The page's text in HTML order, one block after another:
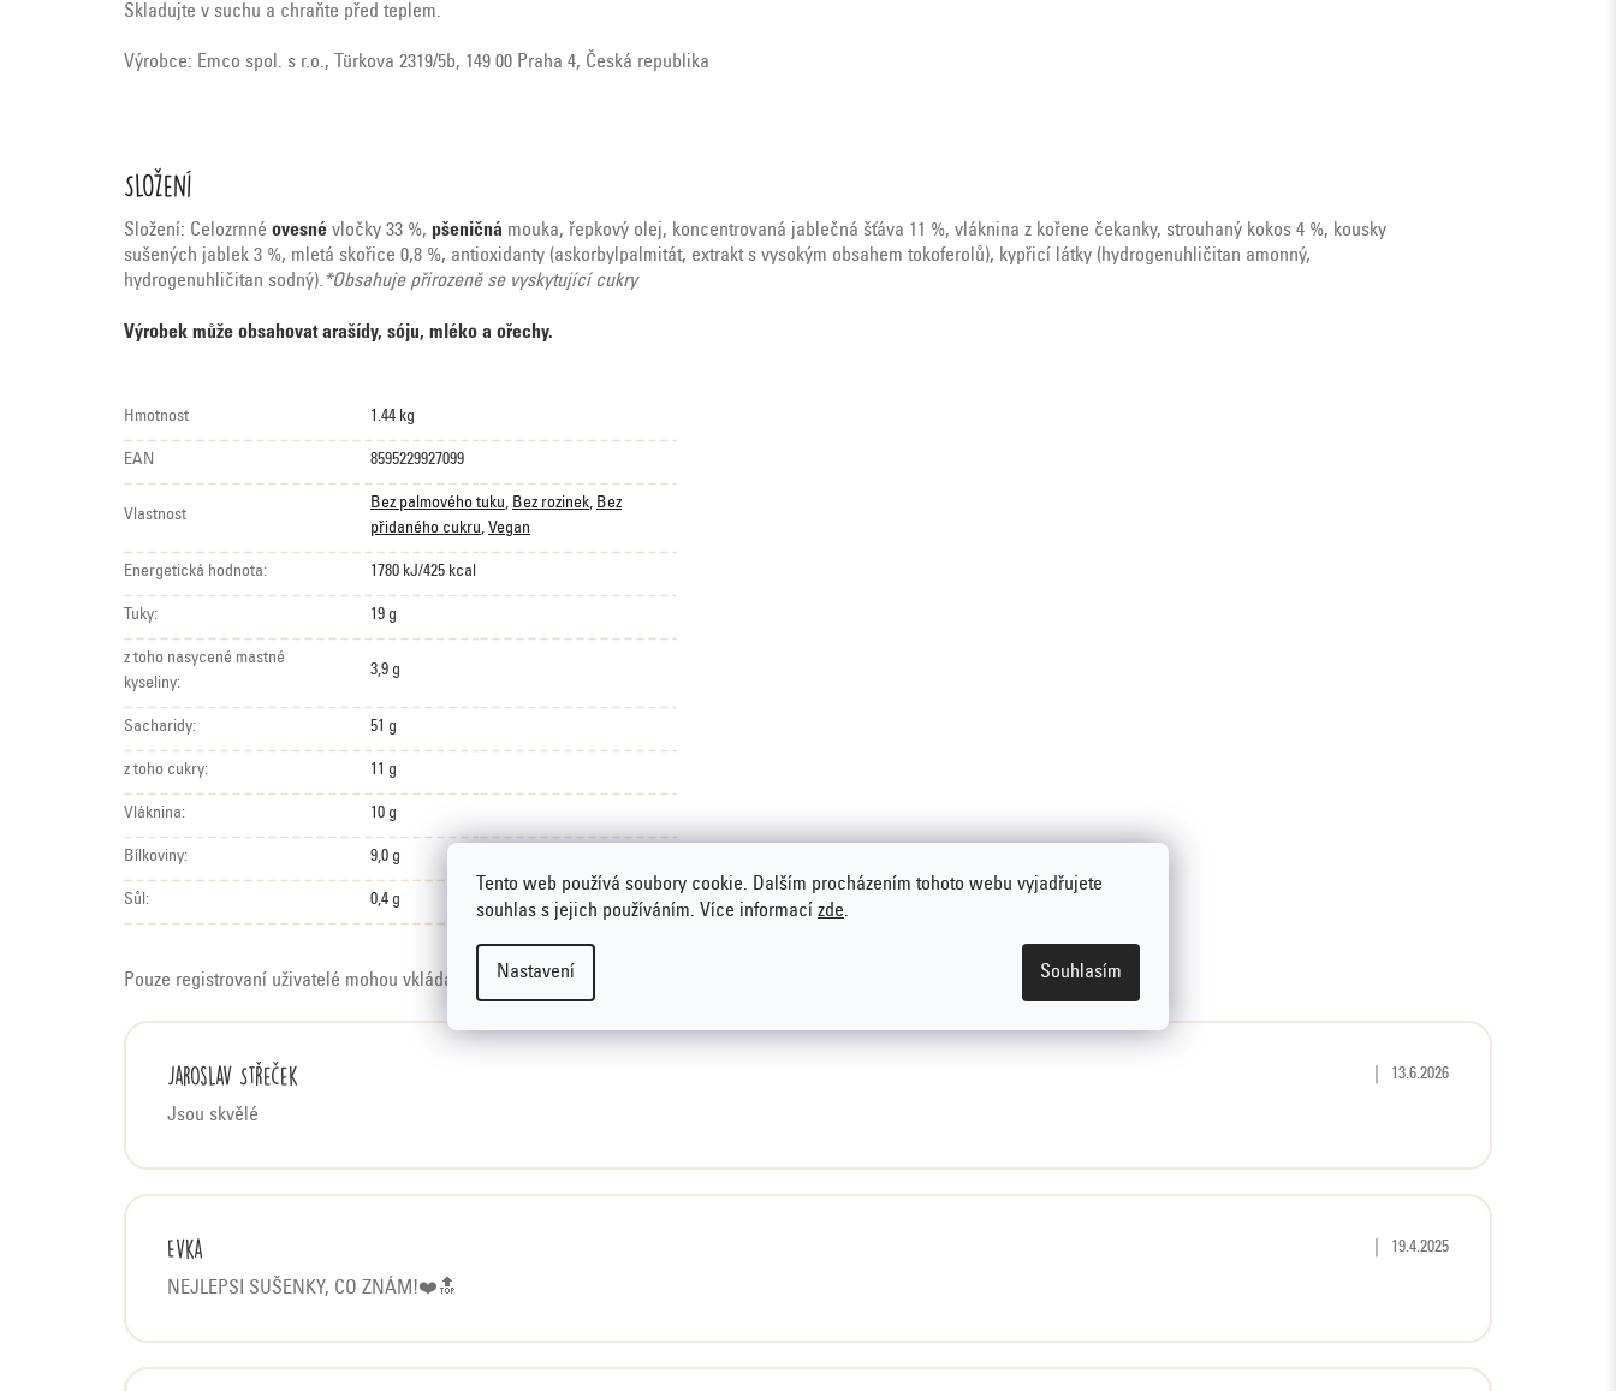
Tento web používá soubory cookie. Dalším procházením tohoto webu vyjadřujete
souhlas s jejich používáním. Více informací zde.
Nastavení Souhlasím
Skladujte v suchu a chraňte před teplem.
Výrobce: Emco spol. s r.o., Türkova 2319/5b, 149 00 Praha 4, Česká republika
Složení
Složení: Celozrnné ovesné vločky 33 %, pšeničná mouka, řepkový olej, koncentrovaná jablečná šťáva 11 %, vláknina z kořene čekanky, strouhaný kokos 4 %, kousky
sušených jablek 3 %, mletá skořice 0,8 %, antioxidanty (askorbylpalmitát, extrakt s vysokým obsahem tokoferolů), kypřicí látky (hydrogenuhličitan amonný,
hydrogenuhličitan sodný).*Obsahuje přirozeně se vyskytující cukry
Výrobek může obsahovat arašídy, sóju, mléko a ořechy.
Hmotnost 1.44 kg
EAN 8595229927099
Vlastnost
Bez palmového tuku, Bez rozinek, Bez
přidaného cukru, Vegan
Energetická hodnota: 1780 kJ/425 kcal
Tuky: 19 g
z toho nasycené mastné
kyseliny:
3,9 g
Sacharidy: 51 g
z toho cukry: 11 g
Vláknina: 10 g
Bílkoviny: 9,0 g
Sůl: 0,4 g
Pouze registrovaní uživatelé mohou vkládat hodnocení. Prosím
i
s
n
Jaroslav Střeček Hodnocení produktu je 5 z 5
13.6.2026
Jsou skvělé
Evka Hodnocení produktu je 5 z 5
19.4.2025
NEJLEPSI SUŠENKY, CO ZNÁM!❤️🔝